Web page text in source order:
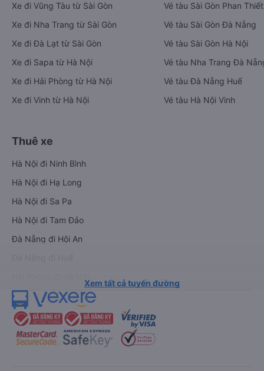
Xe đi Vũng Tàu từ Sài Gòn
Xe đi Nha Trang từ Sài Gòn
Xe đi Đà Lạt từ Sài Gòn
Xe đi Sapa từ Hà Nội
Xe đi Hải Phòng từ Hà Nội
Xe đi Vinh từ Hà Nội
Vé tàu Sài Gòn Phan Thiết
Vé tàu Sài Gòn Đà Nẵng
Vé tàu Sài Gòn Hà Nội
Vé tàu Nha Trang Đà
Vé tàu Đà Nẵng Huế
Vé tàu Hà Nội Vinh
Thuê xe
Hà Nội đi Ninh Bình
Hà Nội đi Hạ Long
Hà Nội đi Sa Pa
Hà Nội đi Tam Đảo
Đà Nẵng đi Hội An
Xem tất cả tuyến đường